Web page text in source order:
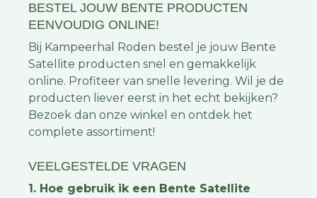
BESTEL JOUW BENTE PRODUCTEN
EENVOUDIG ONLINE!
Bij Kampeerhal Roden bestel je jouw Bente
Satellite producten snel en gemakkelijk
online. Profiteer van snelle levering. Wil je de
producten liever eerst in het echt bekijken?
Bezoek dan onze winkel en ontdek het
complete assortiment!
VEELGESTELDE VRAGEN
1. Hoe gebruik ik een Bente Satellite